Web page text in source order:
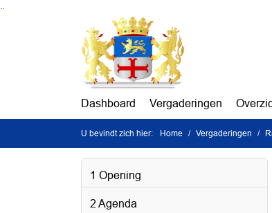
Ga naar de inhoud van deze pagina
Dashboard Vergaderingen
U bevindt zich hier: Home Vergaderingen
1 Opening
2 Agenda